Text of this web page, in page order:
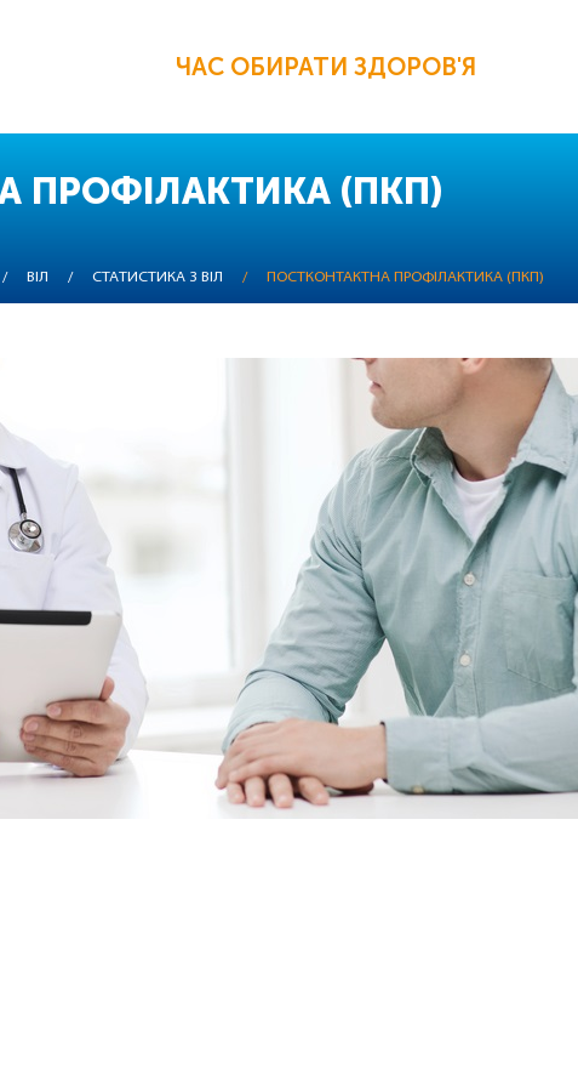
ЧАС ОБИРАТИ ЗДОРОВ'Я
ПРОФІЛАКТИКА (ПКП)
/ ВІЛ / СТАТИСТИКА З ВІЛ / ПОСТКОНТАКТНА ПРОФІЛАКТИКА (ПКП)